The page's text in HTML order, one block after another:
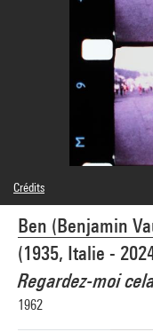
Ben (Benjamin
(1935, Italie -
Regardez-moi
1962
Crédits
© Ben Vautier / Adagp, Paris
Crédit photographique :
photographique du MNAM/
Réf. image : 4N10852
Diffusion image :